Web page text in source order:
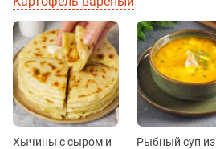
Хычины с сыром и
Рыбный суп из